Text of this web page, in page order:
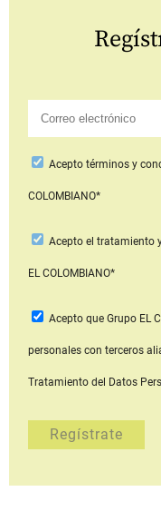
Aceptotérminos y
COLOMBIANO*
Acepto el tratamiento
EL COLOMBIANO*
Acepto que Grupo EL
personales con terceros
Tratamiento del Datos